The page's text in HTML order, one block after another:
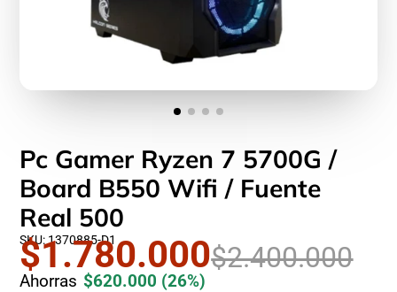
Pc Gamer Ryzen 7 5700G /
Board B550 Wifi / Fuente
Real 500
SKU: 1370885-D1
$1.780.000$2.400.000
Ahorras $620.000 (26%)